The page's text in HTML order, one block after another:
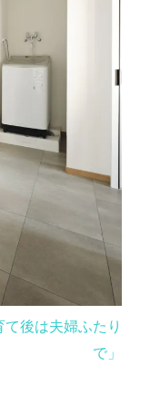
後は夫婦ふたり
で」